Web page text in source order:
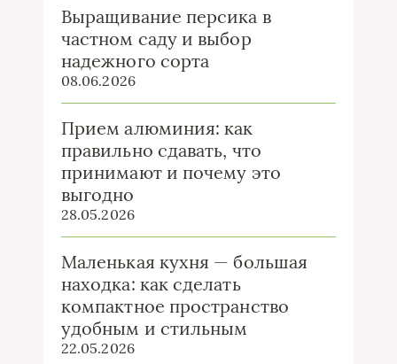
Выращивание персика в
частном саду и выбор
надежного сорта
08.06.2026
Прием алюминия: как
правильно сдавать, что
принимают и почему это
выгодно
28.05.2026
Маленькая кухня — большая
находка: как сделать
компактное пространство
удобным и стильным
22.05.2026